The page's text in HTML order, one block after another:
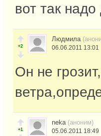
вот так
+2
Людмила
06.06.2011 13:01
Он не
+1
neka (аноним)
05.06.2011 18:49